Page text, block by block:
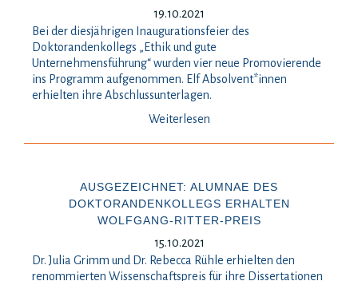
19.10.2021
Bei der diesjährigen Inaugurationsfeier des
Doktorandenkollegs „Ethik und gute
Unternehmensführung“ wurden vier neue Promovierende
ins Programm aufgenommen. Elf Absolvent*innen
erhielten ihre Abschlussunterlagen.
Weiterlesen
AUSGEZEICHNET: ALUMNAE DES
DOKTORANDENKOLLEGS ERHALTEN
WOLFGANG-RITTER-PREIS
15.10.2021
Dr. Julia Grimm und Dr. Rebecca Rühle erhielten den
renommierten Wissenschaftspreis für ihre Dissertationen